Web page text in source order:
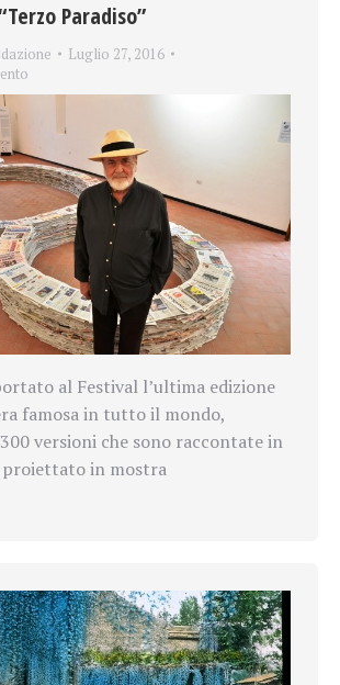
Paradiso”
Luglio 27, 2016
al Festival l’ultima edizione
famosa in tutto il mondo,
versioni che sono raccontate in
in mostra